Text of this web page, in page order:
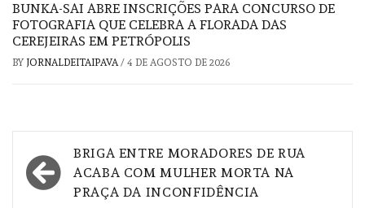
BUNKA-SAI ABRE INSCRIÇÕES PARA CONCURSO DE
FOTOGRAFIA QUE CELEBRA A FLORADA DAS
CEREJEIRAS EM PETRÓPOLIS
BY JORNALDEITAIPAVA/ 4 DE AGOSTO DE 2026
Navegação
de
BRIGA ENTRE MORADORES DE RUA
ACABA COM MULHER MORTA NA
PRAÇA DA INCONFIDÊNCIA